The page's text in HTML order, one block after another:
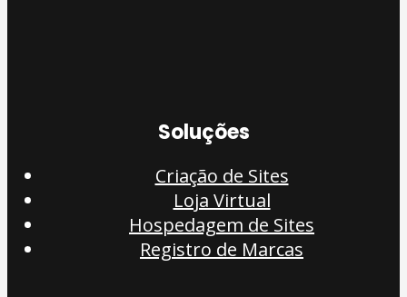
Soluções
Criação de Sites
Loja Virtual
Hospedagem de Sites
Registro de Marcas